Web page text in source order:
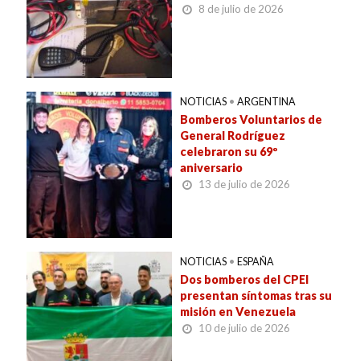
8 de julio de 2026
NOTICIAS • ARGENTINA
Bomberos Voluntarios de
General Rodríguez
celebraron su 69º
aniversario
13 de julio de 2026
NOTICIAS • ESPAÑA
Dos bomberos del CPEI
presentan síntomas tras su
misión en Venezuela
10 de julio de 2026